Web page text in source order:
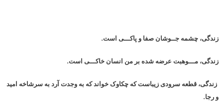
زندگی، چشمه جــوشان صفا و پاکـــی است.
زندگی، مـــوهبت عرضه شده بر من انسان خاکـــی است.
زندگی، قطعه سرودی زیباست که چکاوک خواند که به وجدت آرد به سرشاخه امید
و رجا.